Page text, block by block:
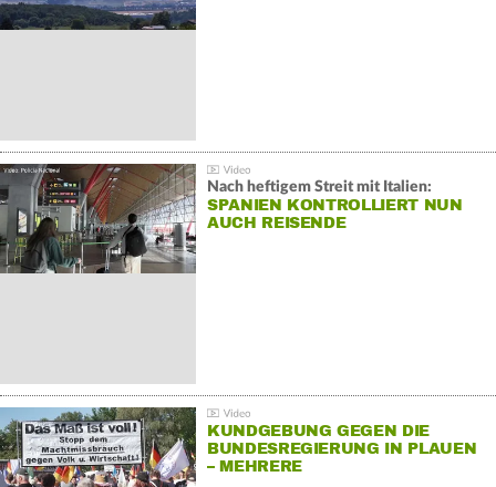
Nach heftigem Streit mit Italien:
SPANIEN KONTROLLIERT NUN
AUCH REISENDE
KUNDGEBUNG GEGEN DIE
BUNDESREGIERUNG IN PLAUEN
– MEHRERE